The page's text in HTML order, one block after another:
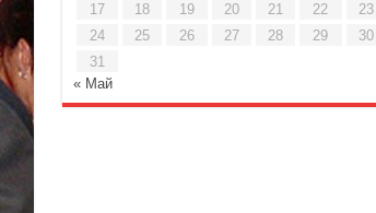
17
18 19 20 21 22
23
24
25 26 27 28 29
30
31
« Май